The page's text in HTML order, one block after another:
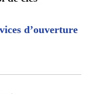
d’ouverture